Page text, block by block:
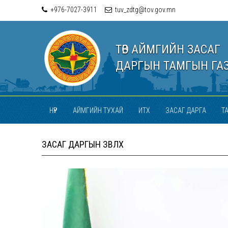
+976-7027-3911 tuv_zdtg@tov.gov.mn
ТӨВ АЙМГИЙН ЗАСАГ
ДАРГЫН ТАМГЫН
НҮҮР АЙМГИЙН ТУХАЙ ИТХ ЗАСАГ ДАРГА
ЗАСАГ ДАРГЫН ЗӨВЛӨХ